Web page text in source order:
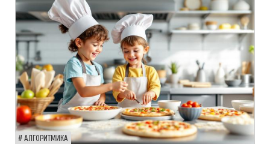
АЛГОРИТМИКА